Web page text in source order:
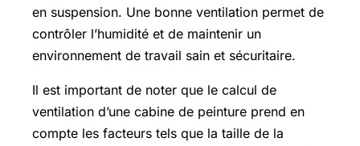
en suspension. Une bonne ventilation permet de
contrôler l’humidité et de maintenir un
environnement de travail sain et sécuritaire.
Il est important de noter que le calcul de
ventilation d’une cabine de peinture prend en
compte les facteurs tels que la taille de la